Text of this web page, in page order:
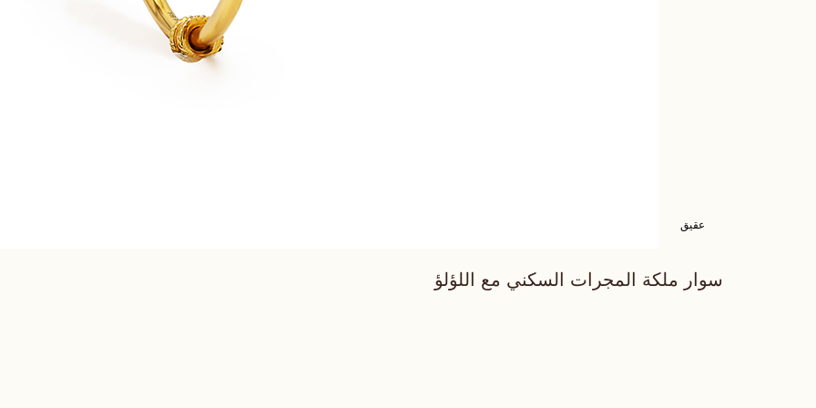
عقيق
سوار ملكة المجرات السكني مع اللؤلؤ